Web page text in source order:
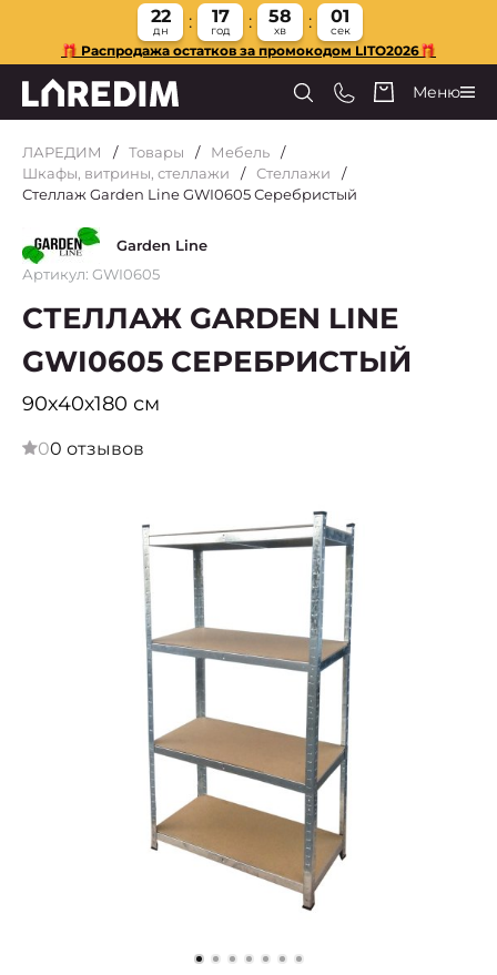
22
дн
17
год
58
хв
00
сек
🎁 Распродажа остатков за промокодом LITO2026🎁
Меню
ЛАРЕДИМ Товары
Мебель
Шкафы, витрины, стеллажи
Стеллажи
Стеллаж Garden Line GWI0605 Серебристый
Garden Line
Артикул: GWI0605
СТЕЛЛАЖ GARDEN LINE
GWI0605 СЕРЕБРИСТЫЙ
90х40х180 см
00 отзывов